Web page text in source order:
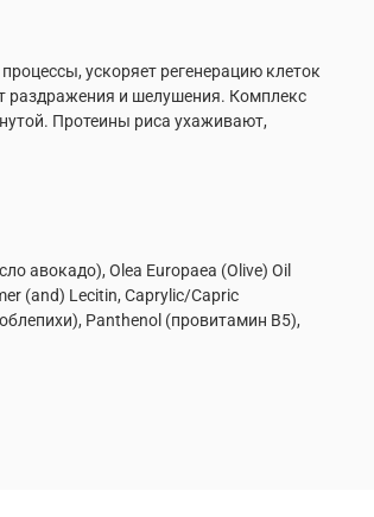
ускоряет регенерацию клеток
раздражения и шелушения. Комплекс
Протеины риса ухаживают,
авокадо), Olea Еuropaea (Olive) Oil
(and) Lecitin, Caprylic/Capric
Panthenol (провитамин В5),